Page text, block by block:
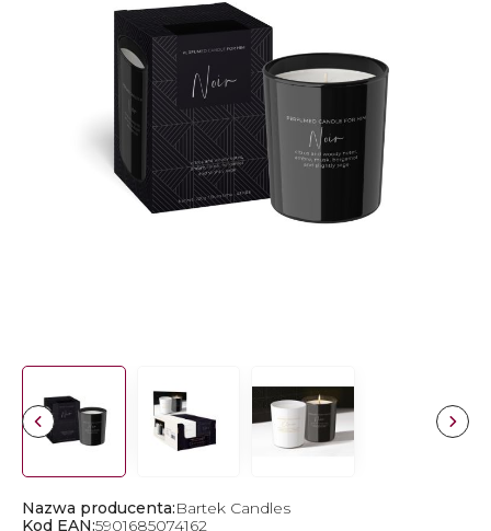
Nazwa producenta:Bartek Candles
Kod EAN:5901685074162